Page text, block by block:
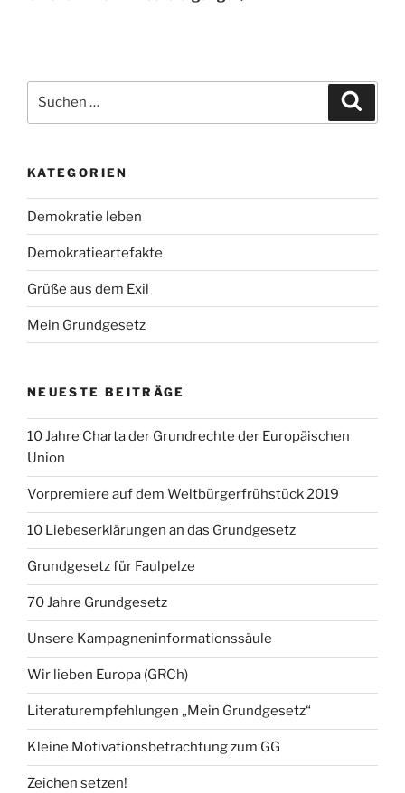
nach:
KATEGORIEN
Demokratie leben
Demokratieartefakte
Grüße aus dem Exil
Mein Grundgesetz
NEUESTE BEITRÄGE
10 Jahre Charta der Grundrechte der Europäischen
Union
Vorpremiere auf dem Weltbürgerfrühstück 2019
10 Liebeserklärungen an das Grundgesetz
Grundgesetz für Faulpelze
70 Jahre Grundgesetz
Unsere Kampagneninformationssäule
Wir lieben Europa (GRCh)
Literaturempfehlungen „Mein Grundgesetz“
Kleine Motivationsbetrachtung zum GG
Zeichen setzen!